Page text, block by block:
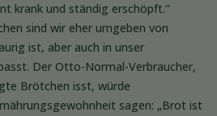
krank und ständig erschöpft.“
sind wir eher umgeben von
ist, aber auch in unser
Der Otto-Normal-Verbraucher,
Brötchen isst, würde
sagen: „Brot ist